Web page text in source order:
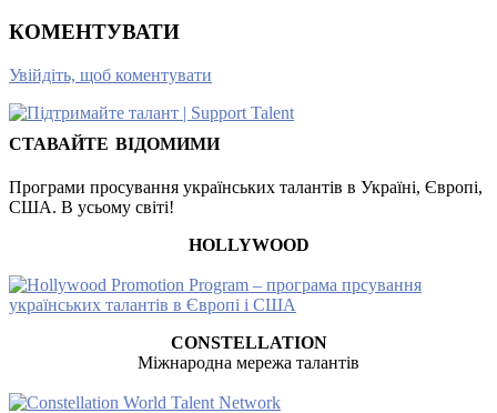
КОМЕНТУВАТИ
Увійдіть, щоб коментувати
СТАВАЙТЕ ВІДОМИМИ
Програми просування українських талантів в Україні, Європі,
США. В усьому світі!
HOLLYWOOD
CONSTELLATION
Міжнародна мережа талантів